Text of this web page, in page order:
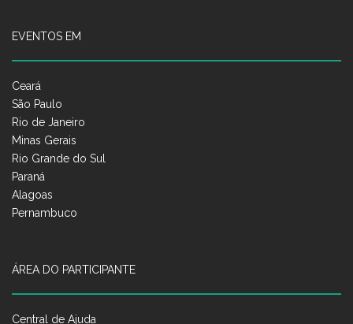
EVENTOS EM
Ceará
São Paulo
Rio de Janeiro
Minas Gerais
Rio Grande do Sul
Paraná
Alagoas
Pernambuco
ÁREA DO PARTICIPANTE
Central de Ajuda